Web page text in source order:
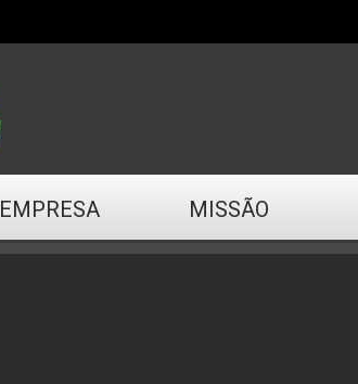
EMPRESA MISSÃO